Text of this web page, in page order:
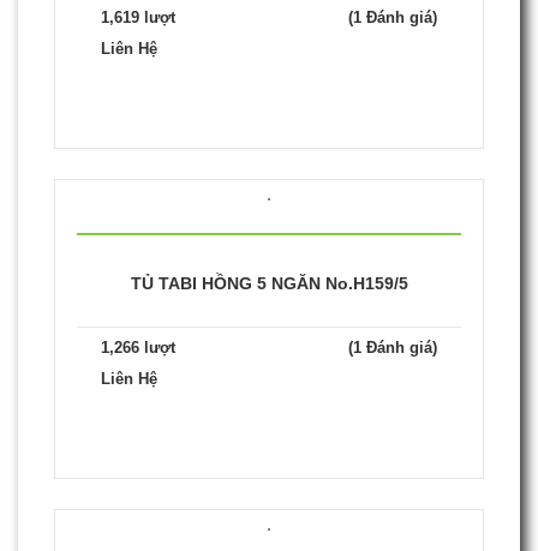
1,619 lượt
(1 Đánh giá)
Liên Hệ
TỦ TABI HỒNG 5 NGĂN No.H159/5
1,266 lượt
(1 Đánh giá)
Liên Hệ